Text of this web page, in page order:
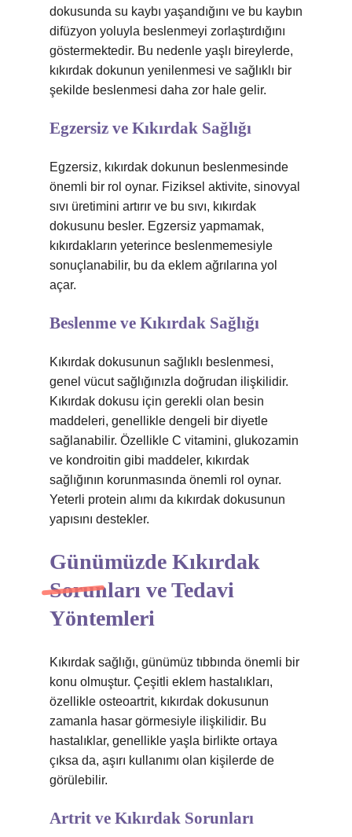
dokusunda su kaybı yaşandığını ve bu kaybın
difüzyon yoluyla beslenmeyi zorlaştırdığını
göstermektedir. Bu nedenle yaşlı bireylerde,
kıkırdak dokunun yenilenmesi ve sağlıklı bir
şekilde beslenmesi daha zor hale gelir.
Egzersiz ve Kıkırdak Sağlığı
Egzersiz, kıkırdak dokunun beslenmesinde
önemli bir rol oynar. Fiziksel aktivite, sinovyal
sıvı üretimini artırır ve bu sıvı, kıkırdak
dokusunu besler. Egzersiz yapmamak,
kıkırdakların yeterince beslenmemesiyle
sonuçlanabilir, bu da eklem ağrılarına yol
açar.
Beslenme ve Kıkırdak Sağlığı
Kıkırdak dokusunun sağlıklı beslenmesi,
genel vücut sağlığınızla doğrudan ilişkilidir.
Kıkırdak dokusu için gerekli olan besin
maddeleri, genellikle dengeli bir diyetle
sağlanabilir. Özellikle C vitamini, glukozamin
ve kondroitin gibi maddeler, kıkırdak
sağlığının korunmasında önemli rol oynar.
Yeterli protein alımı da kıkırdak dokusunun
yapısını destekler.
Günümüzde Kıkırdak
Sorunları ve Tedavi
Yöntemleri
Kıkırdak sağlığı, günümüz tıbbında önemli bir
konu olmuştur. Çeşitli eklem hastalıkları,
özellikle osteoartrit, kıkırdak dokusunun
zamanla hasar görmesiyle ilişkilidir. Bu
hastalıklar, genellikle yaşla birlikte ortaya
çıksa da, aşırı kullanımı olan kişilerde de
görülebilir.
Artrit ve Kıkırdak Sorunları